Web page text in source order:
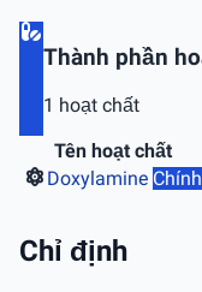
Thành phần
1 hoạt chất
Tên hoạt chất
Doxylamine Chính
Chỉ định